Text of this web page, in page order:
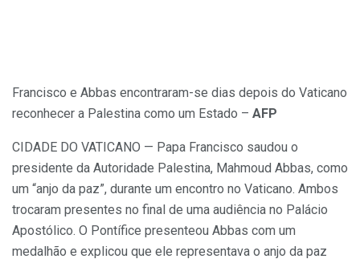
Francisco e Abbas encontraram-se dias depois do Vaticano
reconhecer a Palestina como um Estado – AFP
CIDADE DO VATICANO — Papa Francisco saudou o
presidente da Autoridade Palestina, Mahmoud Abbas, como
um “anjo da paz”, durante um encontro no Vaticano. Ambos
trocaram presentes no final de uma audiência no Palácio
Apostólico. O Pontífice presenteou Abbas com um
medalhão e explicou que ele representava o anjo da paz